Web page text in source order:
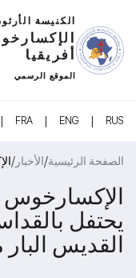
الكنيسة
أفريقيا
الموقع الرسمي
RUS
|
ENG
|
FRA
|
الصفحة الرئيسية/الأخبار /
الإكسارخوس
يحتفل
القديس